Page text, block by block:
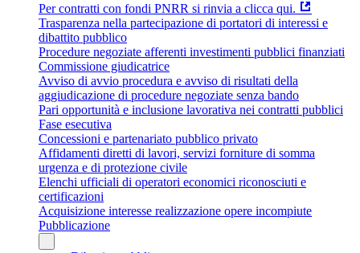
Per contratti con fondi PNRR si rinvia a clicca qui.
Trasparenza nella partecipazione di portatori di interessi e
dibattito pubblico
Procedure negoziate afferenti investimenti pubblici finanziati
Commissione giudicatrice
Avviso di avvio procedura e avviso di risultati della
aggiudicazione di procedure negoziate senza bando
Pari opportunità e inclusione lavorativa nei contratti pubblici
Fase esecutiva
Concessioni e partenariato pubblico privato
Affidamenti diretti di lavori, servizi forniture di somma
urgenza e di protezione civile
Elenchi ufficiali di operatori economici riconosciuti e
certificazioni
Acquisizione interesse realizzazione opere incompiute
Pubblicazione